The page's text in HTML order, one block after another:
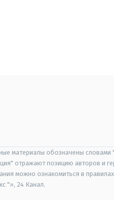
материалы обозначены
отражают позицию авторов и
можно ознакомиться в
"», 24 Канал.